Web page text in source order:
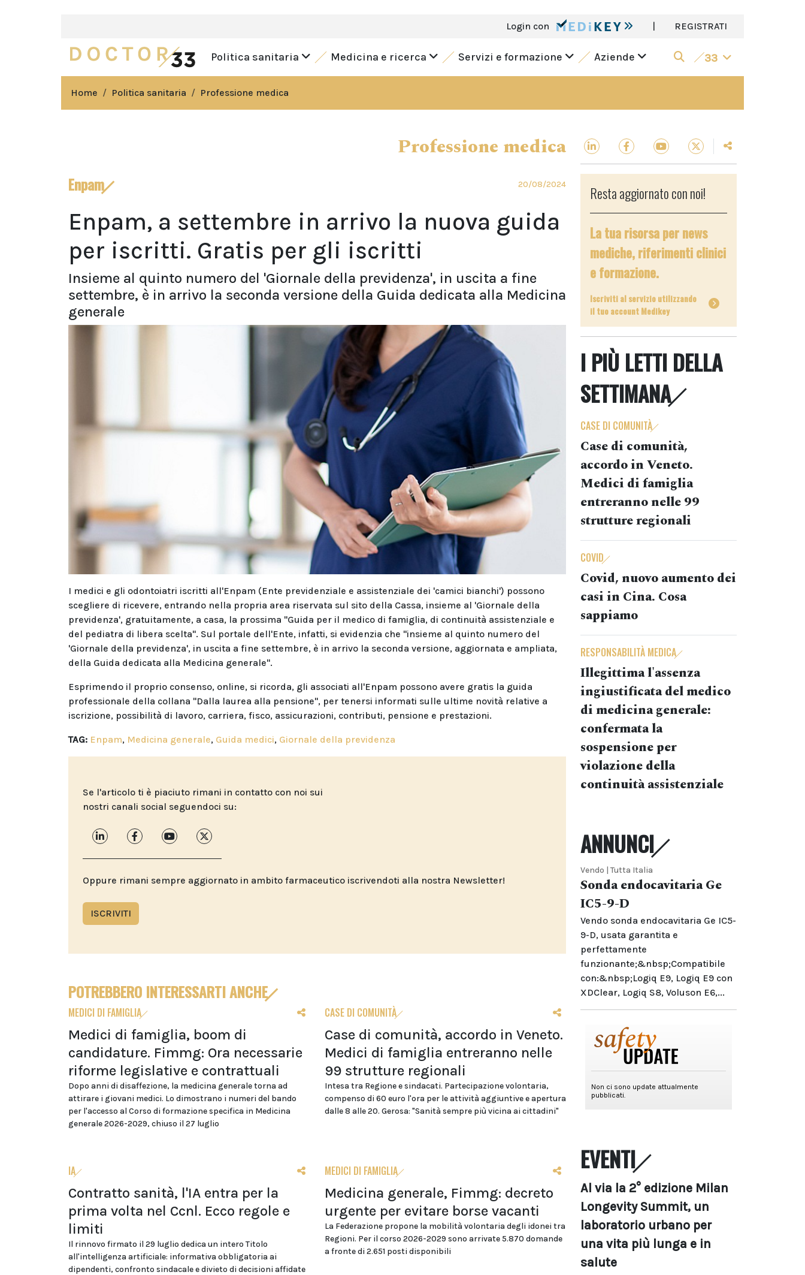
Login con | REGISTRATI
Politica sanitaria Medicina e ricerca Servizi e formazione Aziende 33
Home Politica sanitaria Professione medica
Professione medica
Enpam 20/08/2024
Enpam, a settembre in arrivo la nuova guida
per iscritti. Gratis per gli iscritti
Insieme al quinto numero del 'Giornale della previdenza', in uscita a fine
settembre, è in arrivo la seconda versione della Guida dedicata alla Medicina
generale
I medici e gli odontoiatri iscritti all'Enpam (Ente previdenziale e assistenziale dei 'camici bianchi') possono
scegliere di ricevere, entrando nella propria area riservata sul sito della Cassa, insieme al 'Giornale della
previdenza', gratuitamente, a casa, la prossima "Guida per il medico di famiglia, di continuità assistenziale e
del pediatra di libera scelta". Sul portale dell'Ente, infatti, si evidenzia che "insieme al quinto numero del
'Giornale della previdenza', in uscita a fine settembre, è in arrivo la seconda versione, aggiornata e ampliata,
della Guida dedicata alla Medicina generale".
Esprimendo il proprio consenso, online, si ricorda, gli associati all'Enpam possono avere gratis la guida
professionale della collana "Dalla laurea alla pensione", per tenersi informati sulle ultime novità relative a
iscrizione, possibilità di lavoro, carriera, fisco, assicurazioni, contributi, pensione e prestazioni.
TAG: Enpam, Medicina generale, Guida medici, Giornale della previdenza
Se l'articolo ti è piaciuto rimani in contatto con noi sui
nostri canali social seguendoci su:
Oppure rimani sempre aggiornato in ambito farmaceutico iscrivendoti alla nostra Newsletter!
ISCRIVITI
POTREBBERO INTERESSARTI ANCHE
MEDICI DI FAMIGLIA
Medici di famiglia, boom di
candidature. Fimmg: Ora necessarie
riforme legislative e contrattuali
Dopo anni di disaffezione, la medicina generale torna ad
attirare i giovani medici. Lo dimostrano i numeri del bando
per l'accesso al Corso di formazione specifica in Medicina
generale 2026-2029, chiuso il 27 luglio
CASE DI COMUNITÀ
Case di comunità, accordo in Veneto.
Medici di famiglia entreranno nelle
99 strutture regionali
Intesa tra Regione e sindacati. Partecipazione volontaria,
compenso di 60 euro l'ora per le attività aggiuntive e apertura
dalle 8 alle 20. Gerosa: "Sanità sempre più vicina ai cittadini"
IA
Contratto sanità, l'IA entra per la
prima volta nel Ccnl. Ecco regole e
limiti
Il rinnovo firmato il 29 luglio dedica un intero Titolo
all'intelligenza artificiale: informativa obbligatoria ai
dipendenti, confronto sindacale e divieto di decisioni affidate
MEDICI DI FAMIGLIA
Medicina generale, Fimmg: decreto
urgente per evitare borse vacanti
La Federazione propone la mobilità volontaria degli idonei tra
Regioni. Per il corso 2026-2029 sono arrivate 5.870 domande
a fronte di 2.651 posti disponibili
Resta aggiornato con noi!
La tua risorsa per news
mediche, riferimenti clinici
e formazione.
Iscriviti al servizio utilizzando
il tuo account Medikey
I PIÙ LETTI DELLA
SETTIMANA
CASE DI COMUNITÀ
Case di comunità,
accordo in Veneto.
Medici di famiglia
entreranno nelle 99
strutture regionali
COVID
Covid, nuovo aumento dei
casi in Cina. Cosa
sappiamo
RESPONSABILITÀ MEDICA
Illegittima l'assenza
ingiustificata del medico
di medicina generale:
confermata la
sospensione per
violazione della
continuità assistenziale
ANNUNCI
Vendo | Tutta Italia
Sonda endocavitaria Ge
IC5-9-D
Vendo sonda endocavitaria Ge IC5-
9-D, usata garantita e
perfettamente
funzionante;&nbsp;Compatibile
con:&nbsp;Logiq E9, Logiq E9 con
XDClear, Logiq S8, Voluson E6,...
EVENTI
Al via la 2° edizione Milan
Longevity Summit, un
laboratorio urbano per
una vita più lunga e in
salute